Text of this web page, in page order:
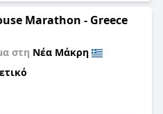
Marathon - Greece
στη Νέα Μάκρη